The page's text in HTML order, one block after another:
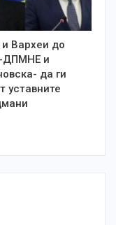
Вархеи до
и
да ги
уставните